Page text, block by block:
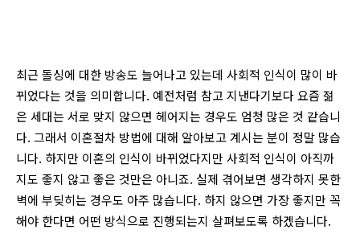
최근 돌싱에 대한 방송도 늘어나고 있는데 사회적 인식이 많이 바
뀌었다는 것을 의미합니다. 예전처럼 참고 지낸다기보다 요즘 젊
은 세대는 서로 맞지 않으면 헤어지는 경우도 엄청 많은 것 같습니
다. 그래서 이혼절차 방법에 대해 알아보고 계시는 분이 정말 많습
니다. 하지만 이혼의 인식이 바뀌었다지만 사회적 인식이 아직까
지도 좋지 않고 좋은 것만은 아니죠. 실제 겪어보면 생각하지 못한
벽에 부딪히는 경우도 아주 많습니다. 하지 않으면 가장 좋지만 꼭
해야 한다면 어떤 방식으로 진행되는지 살펴보도록 하겠습니다.